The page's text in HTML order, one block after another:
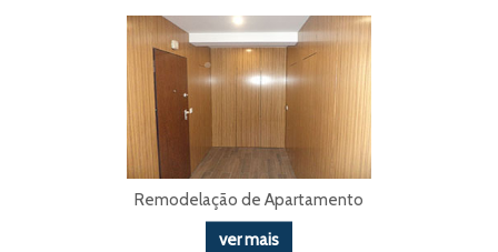
Remodelação de Apartamento
ver mais